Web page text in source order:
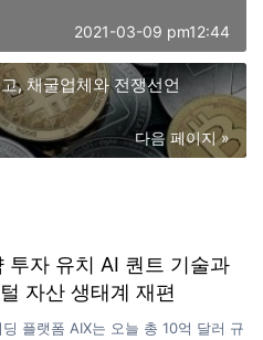
2021-03-09 pm12:44
, 채굴업체와 전쟁선언
다음 페이지 »
투자 유치 AI 퀀트 기술과
자산 생태계 재편
플랫폼 AIX는 오늘 총 10억 달러 규